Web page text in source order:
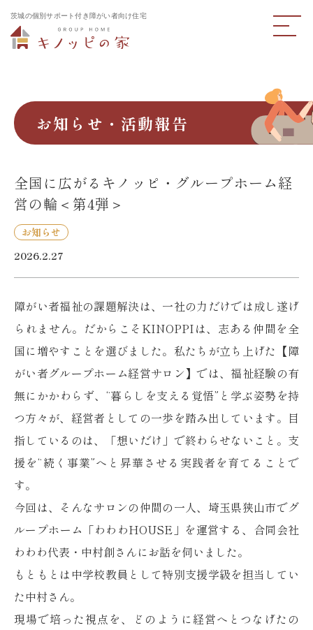
茨城の個別サポート付き障がい者向け住宅
お知らせ・活動報告
全国に広がるキノッピ・グループホーム経
営の輪＜第4弾＞
お知らせ
2026.2.27
障がい者福祉の課題解決は、一社の力だけでは成し遂げ
られません。だからこそKINOPPIは、志ある仲間を全
国に増やすことを選びました。私たちが立ち上げた【障
がい者グループホーム経営サロン】では、福祉経験の有
無にかかわらず、“暮らしを支える覚悟”と学ぶ姿勢を持
つ方々が、経営者としての一歩を踏み出しています。目
指しているのは、「想いだけ」で終わらせないこと。支
援を“続く事業”へと昇華させる実践者を育てることで
す。
今回は、そんなサロンの仲間の一人、埼玉県狭山市でグ
ループホーム「わわわHOUSE」を運営する、合同会社
わわわ代表・中村創さんにお話を伺いました。
もともとは中学校教員として特別支援学級を担当してい
た中村さん。
現場で培った視点を、どのように経営へとつなげたの